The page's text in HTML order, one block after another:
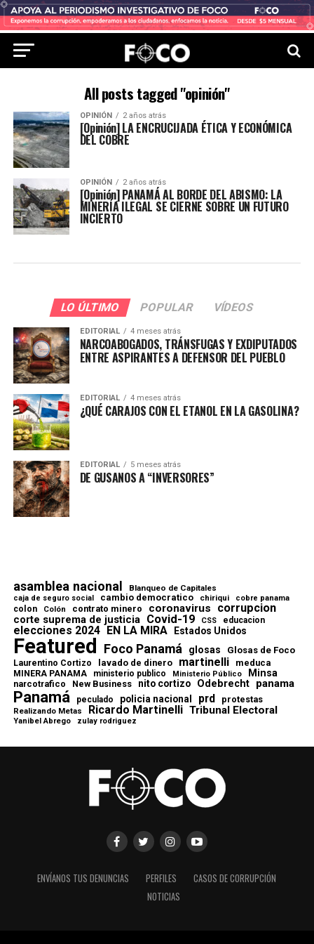
All posts tagged "opinión"
OPINIÓN 2 años atrás
[Opinión] LA ENCRUCIJADA ÉTICA Y ECONÓMICA
DEL COBRE
OPINIÓN 2 años atrás
[Opinión] PANAMÁ AL BORDE DEL ABISMO: LA
MINERÍA ILEGAL SE CIERNE SOBRE UN FUTURO
INCIERTO
LO ÚLTIMO POPULAR VÍDEOS
EDITORIAL 4 meses atrás
NARCOABOGADOS, TRÁNSFUGAS Y EXDIPUTADOS
ENTRE ASPIRANTES A DEFENSOR DEL PUEBLO
EDITORIAL 4 meses atrás
¿QUÉ CARAJOS CON EL ETANOL EN LA GASOLINA?
EDITORIAL 5 meses atrás
DE GUSANOS A “INVERSORES”
asamblea nacional Blanqueo de Capitales
caja de seguro social cambio democratico chiriqui cobre panama
colon Colón contrato minero coronavirus corrupcion
corte suprema de justicia Covid-19 CSS educacion
elecciones 2024 EN LA MIRA Estados Unidos
Featured Foco Panamá glosas Glosas de Foco
Laurentino Cortizo lavado de dinero martinelli meduca
MINERA PANAMA ministerio publico Ministerio Público Minsa
narcotrafico New Business nito cortizo Odebrecht panama
Panamá peculado policia nacional prd protestas
Realizando Metas Ricardo Martinelli Tribunal Electoral
Yanibel Abrego zulay rodriguez
ENVÍANOS TUS DENUNCIAS PERFILES
CASOS DE CORRUPCIÓN
NOTICIAS